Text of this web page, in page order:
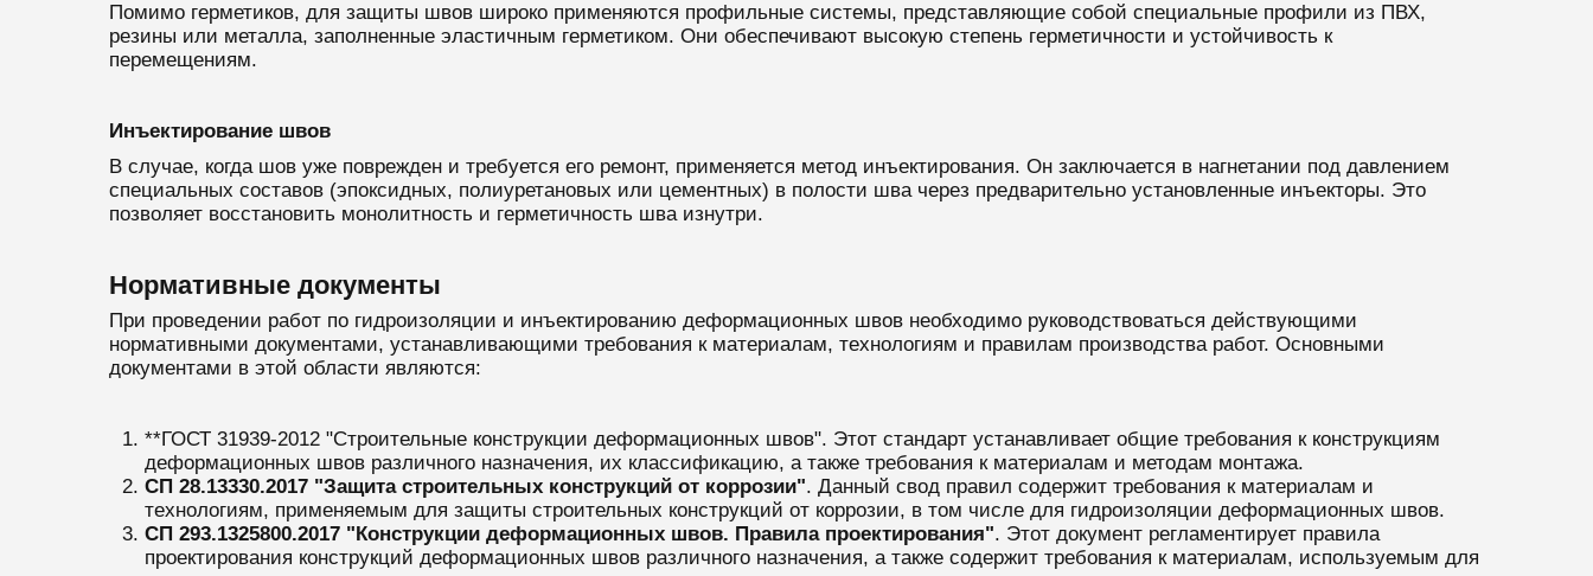
Помимо герметиков, для защиты швов широко применяются профильные системы, представляющие собой специальные профили из ПВХ,
резины или металла, заполненные эластичным герметиком. Они обеспечивают высокую степень герметичности и устойчивость к
перемещениям.
Инъектирование швов
В случае, когда шов уже поврежден и требуется его ремонт, применяется метод инъектирования. Он заключается в нагнетании под давлением
специальных составов (эпоксидных, полиуретановых или цементных) в полости шва через предварительно установленные инъекторы. Это
позволяет восстановить монолитность и герметичность шва изнутри.
Нормативные документы
При проведении работ по гидроизоляции и инъектированию деформационных швов необходимо руководствоваться действующими
нормативными документами, устанавливающими требования к материалам, технологиям и правилам производства работ. Основными
документами в этой области являются:
**ГОСТ 31939-2012 "Строительные конструкции деформационных швов". Этот стандарт устанавливает общие требования к конструкциям
деформационных швов различного назначения, их классификацию, а также требования к материалам и методам монтажа.
СП 28.13330.2017 "Защита строительных конструкций от коррозии". Данный свод правил содержит требования к материалам и
технологиям, применяемым для защиты строительных конструкций от коррозии, в том числе для гидроизоляции деформационных швов.
СП 293.1325800.2017 "Конструкции деформационных швов. Правила проектирования". Этот документ регламентирует правила
проектирования конструкций деформационных швов различного назначения, а также содержит требования к материалам, используемым для